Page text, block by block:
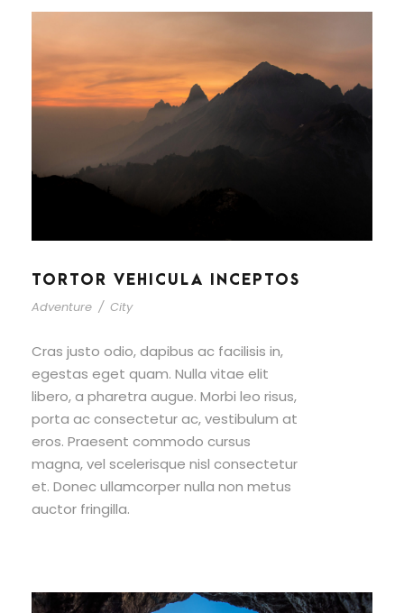
TORTOR VEHICULA INCEPTOS
Adventure / City
Cras justo odio, dapibus ac facilisis in,
egestas eget quam. Nulla vitae elit
libero, a pharetra augue. Morbi leo risus,
porta ac consectetur ac, vestibulum at
eros. Praesent commodo cursus
magna, vel scelerisque nisl consectetur
et. Donec ullamcorper nulla non metus
auctor fringilla.